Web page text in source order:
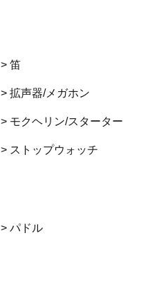
> 笛
> 拡声器/メガホン
> モクヘリン/スターター
> ストップウォッチ
> パドル